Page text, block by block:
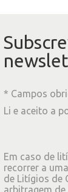
* Campos
Li e aceito a
Em caso de
recorrer a
de Litígios de
arbitragem